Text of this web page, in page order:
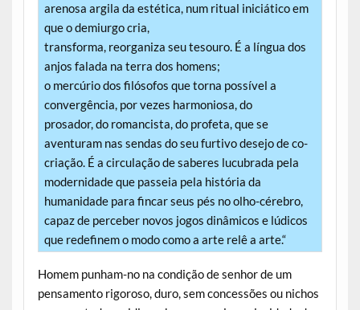
arenosa argila da estética, num ritual iniciático em
que o demiurgo cria,
transforma, reorganiza seu tesouro. É a língua dos
anjos falada na terra dos homens;
o mercúrio dos filósofos que torna possível a
convergência, por vezes harmoniosa, do
prosador, do romancista, do profeta, que se
aventuram nas sendas do seu furtivo desejo de co-
criação. É a circulação de saberes lucubrada pela
modernidade que passeia pela história da
humanidade para fincar seus pés no olho-cérebro,
capaz de perceber novos jogos dinâmicos e lúdicos
que redefinem o modo como a arte relê a arte.“
Homem punham-no na condição de senhor de um
pensamento rigoroso, duro, sem concessões ou nichos